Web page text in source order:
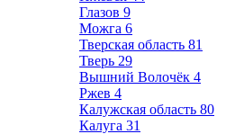
Глазов 9
Можга 6
Тверская область 81
Тверь 29
Вышний Волочёк 4
Ржев 4
Калужская область 80
Калуга 31